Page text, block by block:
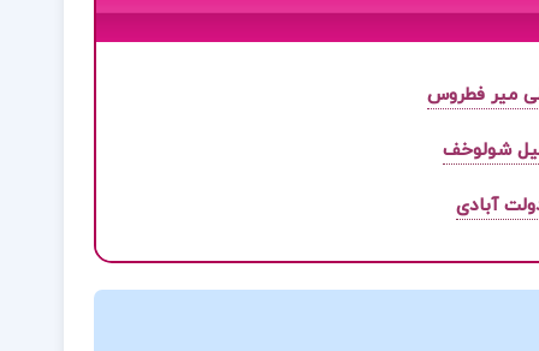
میر فطروس
شولوخف
آبادی